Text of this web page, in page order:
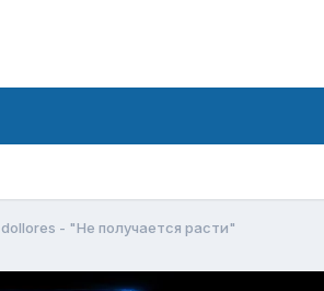
dollores - "Не получается расти"